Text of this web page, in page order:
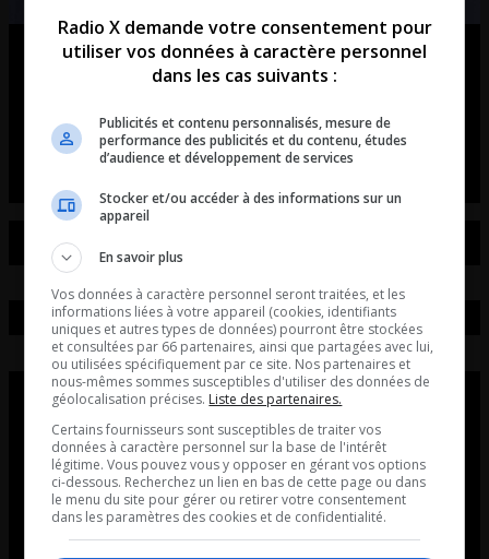
Ouellet en direct – Intégral du 07-
Ouellet en direct - Intégral du 07-08-2026
Radio X demande votre consentement pour
utiliser vos données à caractère personnel
dans les cas suivants :
Publicités et contenu personnalisés, mesure de
performance des publicités et du contenu, études
d’audience et développement de services
Stocker et/ou accéder à des informations sur un
appareil
En savoir plus
Vos données à caractère personnel seront traitées, et les
informations liées à votre appareil (cookies, identifiants
uniques et autres types de données) pourront être stockées
et consultées par 66 partenaires, ainsi que partagées avec lui,
ou utilisées spécifiquement par ce site. Nos partenaires et
nous-mêmes sommes susceptibles d'utiliser des données de
géolocalisation précises. Liste des partenaires.
Certains fournisseurs sont susceptibles de traiter vos
données à caractère personnel sur la base de l'intérêt
légitime. Vous pouvez vous y opposer en gérant vos options
ci-dessous. Recherchez un lien en bas de cette page ou dans
le menu du site pour gérer ou retirer votre consentement
dans les paramètres des cookies et de confidentialité.